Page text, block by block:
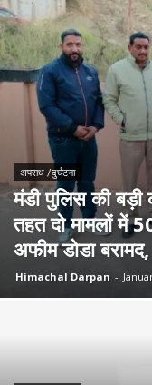
अपराध /दुर्घटना
मंडी पुलिस की बड़ी
तहत दो मामलों में
अफीम डोडा
Himachal Darpan -